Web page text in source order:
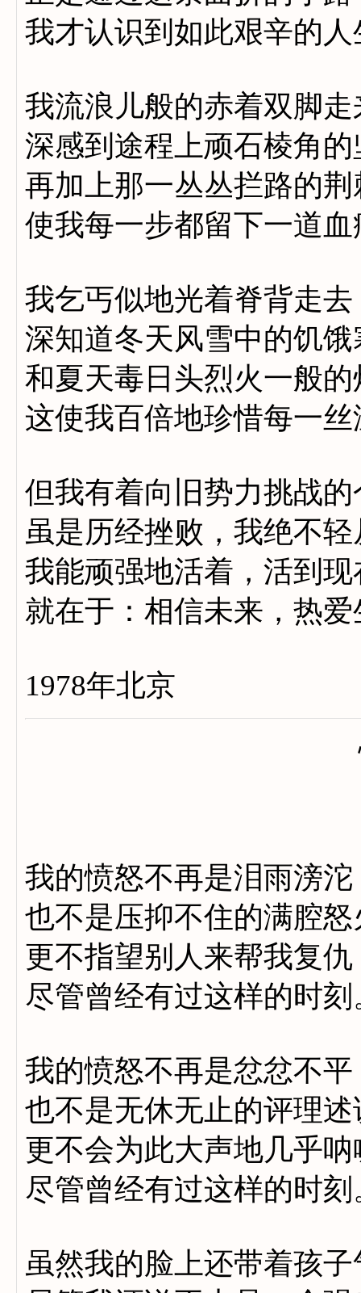
我才认识到如此艰辛的人
我流浪儿般的赤着双脚走
深感到途程上顽石棱角的
再加上那一丛丛拦路的荆
使我每一步都留下一道血
我乞丐似地光着脊背走去
深知道冬天风雪中的饥饿
和夏天毒日头烈火一般的
这使我百倍地珍惜每一
但我有着向旧势力挑战的
虽是历经挫败，我绝不轻
我能顽强地活着，活到现
就在于：相信未来，热
1978年北京
我的愤怒不再是泪雨滂沱
也不是压抑不住的满腔怒
更不指望别人来帮我复仇
尽管曾经有过这样的时刻
我的愤怒不再是忿忿不平
也不是无休无止的评理述
更不会为此大声地几乎呐
尽管曾经有过这样的时刻
虽然我的脸上还带着孩子